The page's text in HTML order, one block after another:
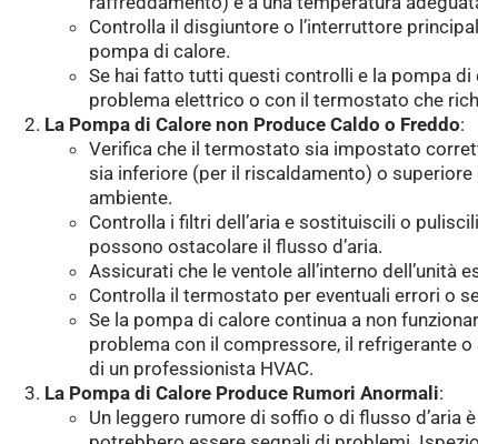
Controlla il disgiuntore o l’interruttore
pompa di calore.
Se hai fatto tutti questi controlli e la pompa
problema elettrico o con il termostato che
La Pompa di Calore non Produce Caldo o Freddo:
Verifica che il termostato sia impostato
sia inferiore (per il riscaldamento) o
ambiente.
Controlla i filtri dell’aria e sostituiscili o
possono ostacolare il flusso d’aria.
Assicurati che le ventole all’interno dell’unità
Controlla il termostato per eventuali errori o
Se la pompa di calore continua a non
problema con il compressore, il refrigerante
di un professionista HVAC.
La Pompa di Calore Produce Rumori Anormali:
Un leggero rumore di soffio o di flusso d’aria